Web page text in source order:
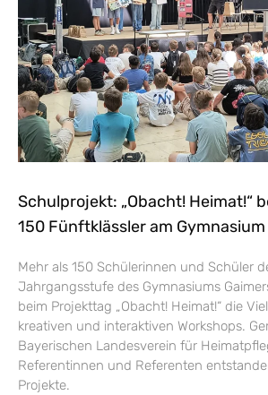
Schulprojekt: „Obacht! Heimat!“
150 Fünftklässler am
Mehr als 150 Schülerinnen und Schüler
Jahrgangsstufe des Gymnasiums
beim Projekttag „Obacht! Heimat!“ die
kreativen und interaktiven Workshops.
Bayerischen Landesverein für
Referentinnen und Referenten
Projekte.